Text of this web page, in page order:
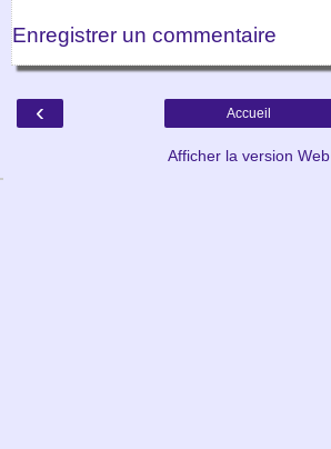
Enregistrer un commentaire
‹ Accueil
Afficher la version Web